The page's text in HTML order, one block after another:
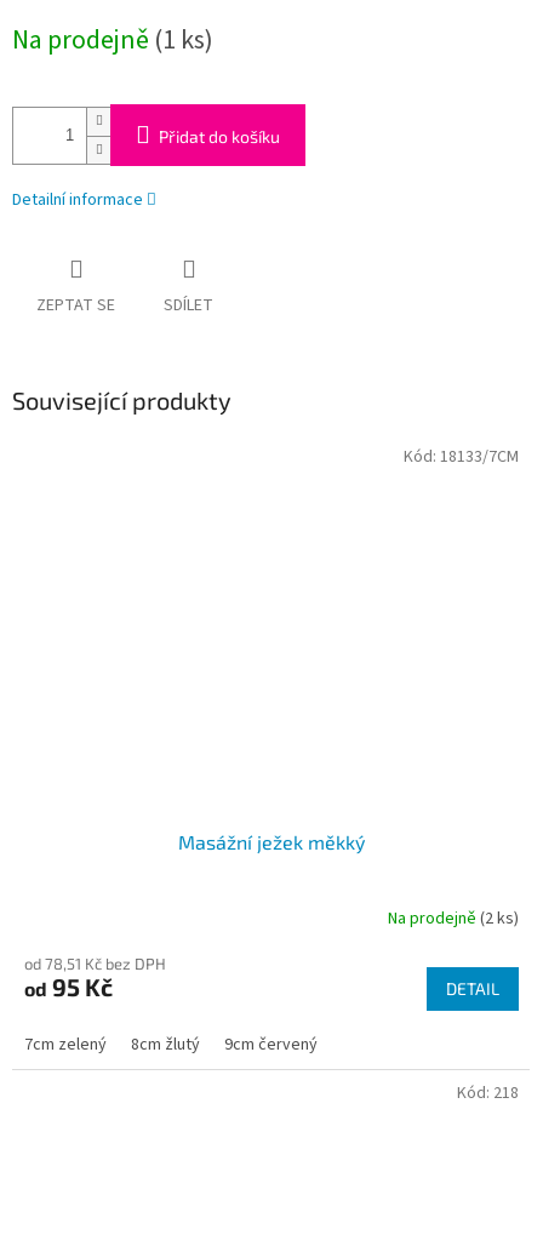
cena:
Na prodejně (1 ks)
Přidat do košíku
Detailní informace
ZEPTAT SE SDÍLET
Související produkty
Masážní ježek měkký
Na prodejně (2 ks)
od 78,51 Kč bez DPH
od 95 Kč DETAIL
7cm zelený 8cm žlutý 9cm červený
Kód: 18133/7CM
Kód: 218